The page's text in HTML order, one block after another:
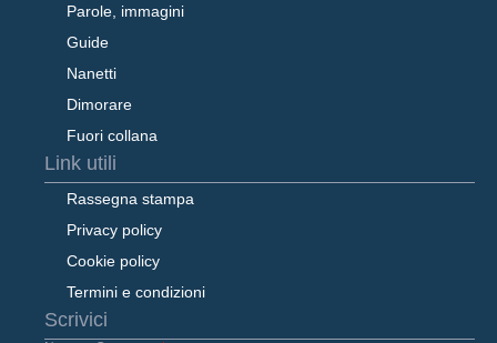
Parole, immagini
Guide
Nanetti
Dimorare
Fuori collana
Link utili
Rassegna stampa
Privacy policy
Cookie policy
Termini e condizioni
Scrivici